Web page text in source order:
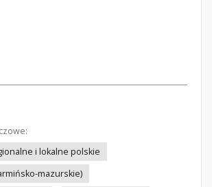
i lokalne polskie
mazurskie)